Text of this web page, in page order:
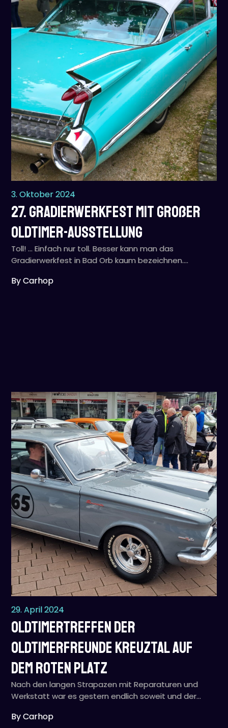
3. Oktober 2024
27. Gradierwerkfest mit großer
Oldtimer-Ausstellung
Toll! … Einfach nur toll. Besser kann man das
Gradierwerkfest in Bad Orb kaum bezeichnen.…
By Carhop
29. April 2024
Oldtimertreffen der
Oldtimerfreunde Kreuztal auf
dem roten Platz
Nach den langen Strapazen mit Reparaturen und
Werkstatt war es gestern endlich soweit und der…
By Carhop